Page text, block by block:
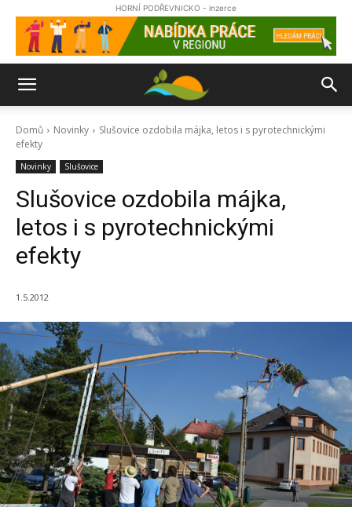
HORNÍ PODŘEVNICKO - inzerce
Domů Novinky
Slušovice ozdobila májka, letos i s pyrotechnickými
efekty
Novinky Slušovice
Slušovice ozdobila májka,
letos i s pyrotechnickými
efekty
1.5.2012